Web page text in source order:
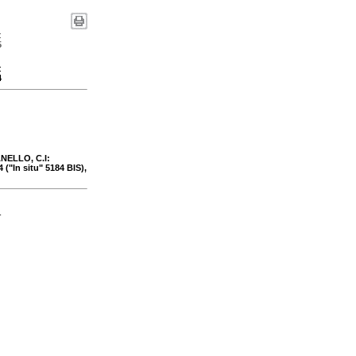
C.I:
("In situ" 5184 BIS),